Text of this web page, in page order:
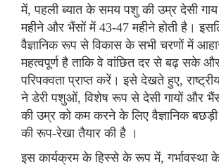
में, पहली ब्यात के समय पशु की उम्र देसी
महीने और भैंसों में 43-47 महीने होती है।
वैज्ञानिक रूप से विकास के सभी चरणों में
महत्वपूर्ण है ताकि वे वांछित दर से बढ़ सके
परिपक्वता प्राप्त करें। इसे देखते हुए,
ने डेरी पशुओं, विशेष रूप से देसी गायों और
की उम्र को कम करने के लिए वैज्ञानिक बछड़ी
की रूप-रेखा तैयार की है ।
इस कार्यक्रम के हिस्से के रूप में, गर्भावस्था